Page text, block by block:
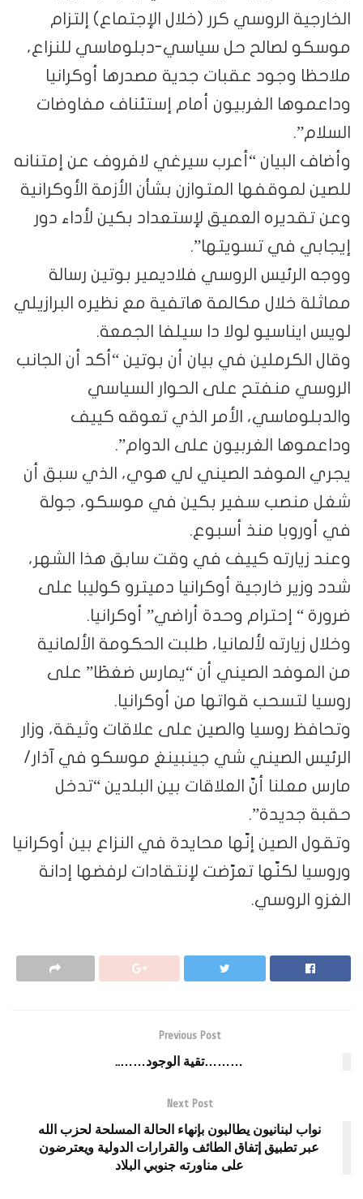
الخارجية الروسي كرر (خلال الإجتماع) إلتزام
موسكو لصالح حل سياسي-دبلوماسي للنزاع،
ملاحظا وجود عقبات جدية مصدرها أوكرانيا
وداعموها الغربيون أمام إستئناف مفاوضات
السلام”.
وأضاف البيان “أعرب سيرغي لافروف عن إمتنانه
للصين لموقفها المتوازن بشأن الأزمة الأوكرانية
وعن تقديره العميق لإستعداد بكين لأداء دور
إيجابي في تسويتها”.
ووجه الرئيس الروسي فلاديمير بوتين رسالة
مماثلة خلال مكالمة هاتفية مع نظيره البرازيلي
لويس ايناسيو لولا دا سيلفا الجمعة.
وقال الكرملين في بيان أن بوتين “أكد أن الجانب
الروسي منفتح على الحوار السياسي
والدبلوماسي، الأمر الذي تعوقه كييف
وداعموها الغربيون على الدوام”.
يجري الموفد الصيني لي هوي، الذي سبق أن
شغل منصب سفير بكين في موسكو، جولة
في أوروبا منذ أسبوع.
وعند زيارته كييف في وقت سابق هذا الشهر،
شدد وزير خارجية أوكرانيا دميترو كوليبا على
ضرورة “ إحترام وحدة أراضي” أوكرانيا.
وخلال زيارته لألمانيا، طلبت الحكومة الألمانية
من الموفد الصيني أن “يمارس ضغطًا” على
روسيا لتسحب قواتها من أوكرانيا.
وتحافظ روسيا والصين على علاقات وثيقة، وزار
الرئيس الصيني شي جينبينغ موسكو في آذار/
مارس معلنا أنّ العلاقات بين البلدين “تدخل
حقبة جديدة”.
وتقول الصين إنّها محايدة في النزاع بين أوكرانيا
وروسيا لكنّها تعرّضت لإنتقادات لرفضها إدانة
الغزو الروسي.
Previous Post
………تقية الوجود……..
Next Post
نواب لبنانيون يطالبون بإنهاء الحالة المسلحة لحزب الله
عبر تطبيق إتفاق الطائف والقرارات الدولية ويعترضون
على مناورته جنوبي البلاد